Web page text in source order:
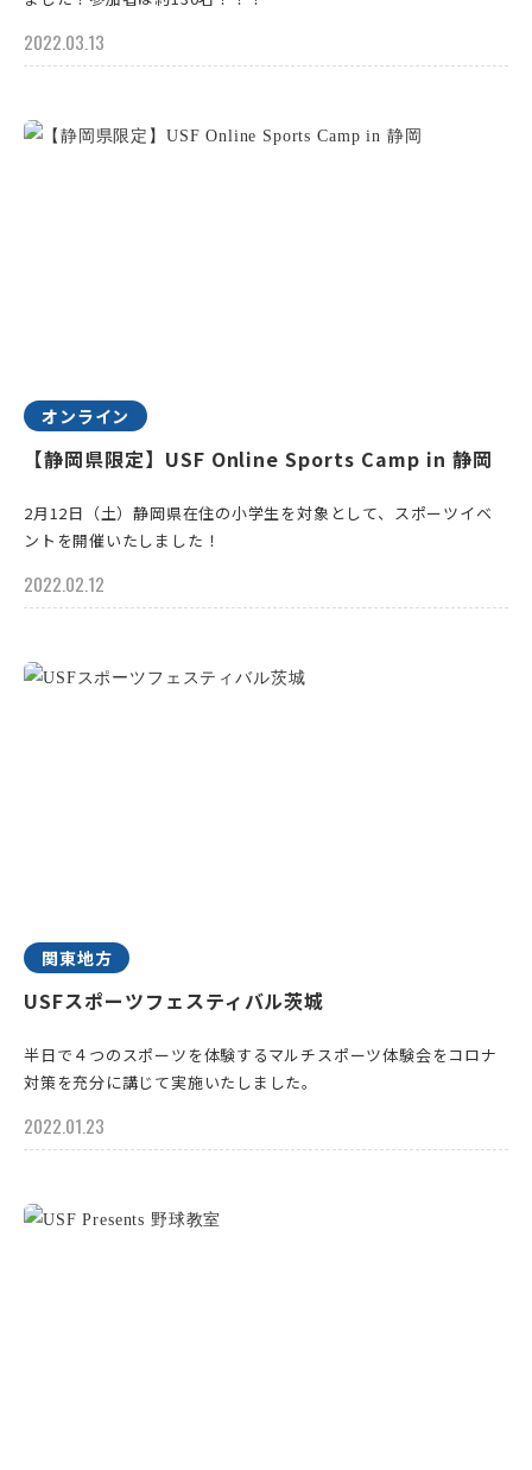
2022.03.13
オンライン
【静岡県限定】USF Online Sports Camp in 静岡
2月12日（土）静岡県在住の小学生を対象として、スポーツイベ
ントを開催いたしました！
2022.02.12
関東地方
USFスポーツフェスティバル茨城
半日で４つのスポーツを体験するマルチスポーツ体験会をコロナ
対策を充分に講じて実施いたしました。
2022.01.23